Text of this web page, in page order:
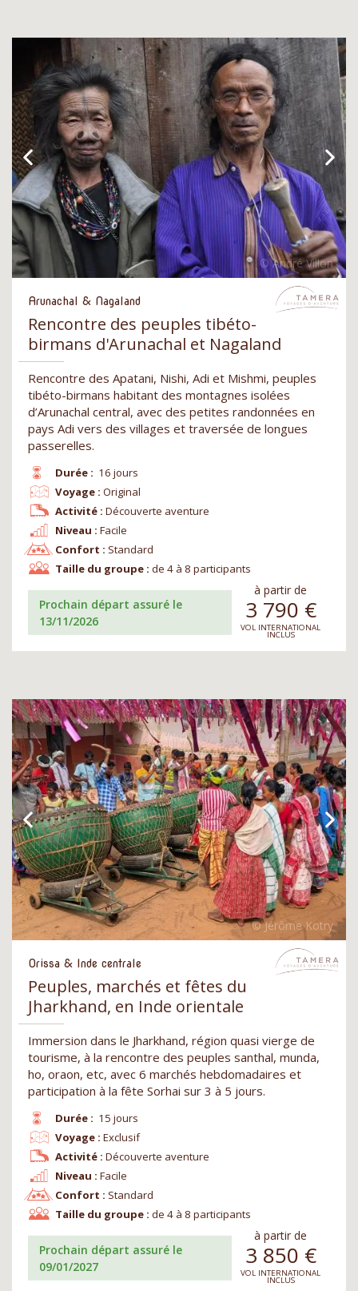
Arunachal & Nagaland
Rencontre des peuples tibéto-
birmans d'Arunachal et Nagaland
Rencontre des Apatani, Nishi, Adi et Mishmi, peuples
tibéto-birmans habitant des montagnes isolées
d’Arunachal central, avec des petites randonnées en
pays Adi vers des villages et traversée de longues
passerelles.
Durée : 16 jours
Niveau : Facile
Voyage : Original
Confort : Standard
Activité : Découverte aventure
Taille du groupe : de 4 à 8 participants
Prochain départ assuré le
13/11/2026
à partir de
3 790 €
VOL INTERNATIONAL
INCLUS
Orissa & Inde centrale
Peuples, marchés et fêtes du
Jharkhand, en Inde orientale
Immersion dans le Jharkhand, région quasi vierge de
tourisme, à la rencontre des peuples santhal, munda,
ho, oraon, etc, avec 6 marchés hebdomadaires et
participation à la fête Sorhai sur 3 à 5 jours.
Durée : 15 jours
Niveau : Facile
Voyage : Exclusif
Confort : Standard
Activité : Découverte aventure
Taille du groupe : de 4 à 8 participants
Prochain départ assuré le
09/01/2027
à partir de
3 850 €
VOL INTERNATIONAL
INCLUS